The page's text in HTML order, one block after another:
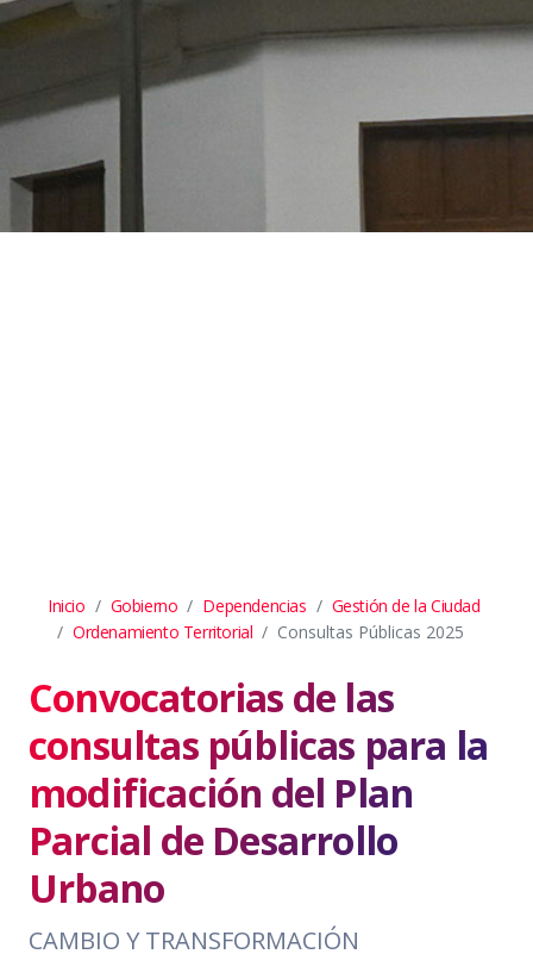
Inicio Gobierno Dependencias
Gestión de la Ciudad
Ordenamiento Territorial
Consultas Públicas 2025
Convocatorias de las
consultas públicas para la
modificación del Plan
Parcial de Desarrollo
Urbano
CAMBIO Y TRANSFORMACIÓN